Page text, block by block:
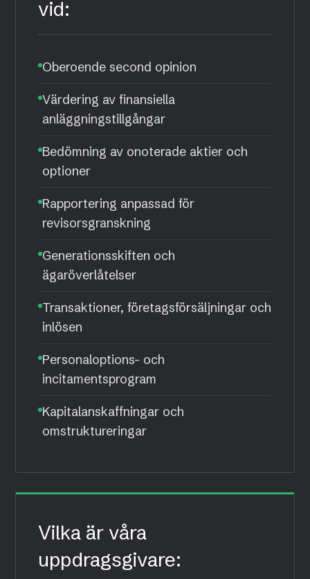
vid:
Oberoende second opinion
Värdering av finansiella
anläggningstillgångar
Bedömning av onoterade aktier och
optioner
Rapportering anpassad för
revisorsgranskning
Generationsskiften och
ägaröverlåtelser
Transaktioner, företagsförsäljningar och
inlösen
Personaloptions- och
incitamentsprogram
Kapitalanskaffningar och
omstruktureringar
Vilka är våra
uppdragsgivare: